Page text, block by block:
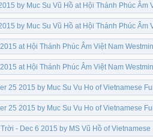
by Muc Su Vũ Hồ at Hội Thánh Phúc Âm
by Muc Su Vũ Hồ at Hội Thánh Phúc Âm
at Hội Thánh Phúc Âm Việt Nam
at Hội Thánh Phúc Âm Việt Nam
25 2015 by Muc Su Vu Ho of Vietnamese
25 2015 by Muc Su Vu Ho of Vietnamese
- Dec 6 2015 by MS Vũ Hồ of